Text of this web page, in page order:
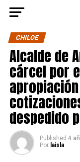
CHILOE
Alcalde de
cárcel por
despedido
Published 4
Por laisla